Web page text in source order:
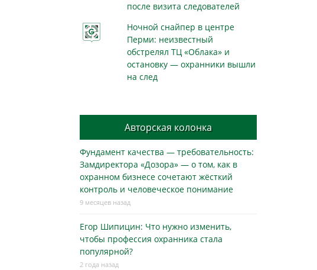
после визита следователей
Ночной снайпер в центре
Перми: неизвестный
обстрелял ТЦ «Облака» и
остановку — охранники вышли
на след
Авторская колонка
Фундамент качества — требовательность:
Замдиректора «Дозора» — о том, как в
охранном бизнесe сочетают жёсткий
контроль и человеческое понимание
9 месяцев назад
Егор Шипицин: Что нужно изменить,
чтобы профессия охранника стала
популярной?
2 года назад